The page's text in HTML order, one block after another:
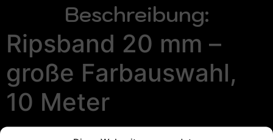
Beschreibung:
Ripsband 20 mm –
große Farbauswahl,
10 Meter